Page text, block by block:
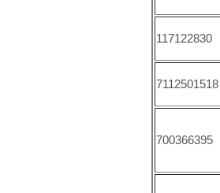
117122830
7112501518
700366395